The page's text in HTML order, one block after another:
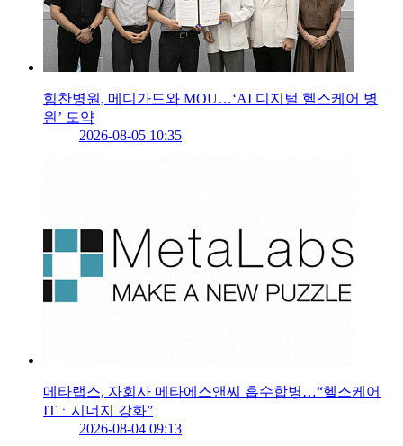
힘찬병원, 메디가드와 MOU…‘AI 디지털 헬스케어 병
원’ 도약
2026-08-05 10:35
메타랩스, 자회사 메타에스앤씨 흡수합병…“헬스케어
ITㆍ시너지 강화”
2026-08-04 09:13